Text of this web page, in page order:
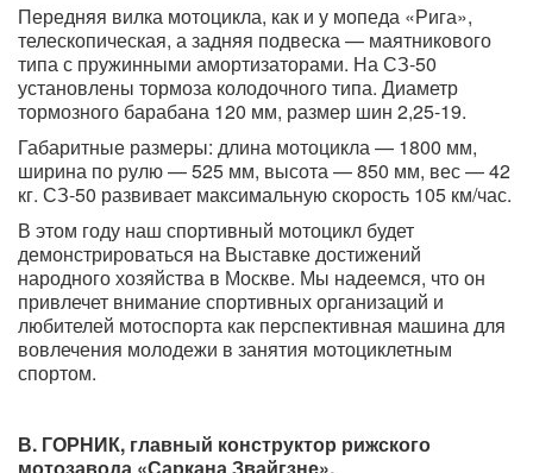
Передняя вилка мотоцикла, как и у мопеда «Рига»,
телескопическая, а задняя подвеска — маятникового
типа с пружинными амортизаторами. На СЗ-50
установлены тормоза колодочного типа. Диаметр
тормозного барабана 120 мм, размер шин 2,25-19.
Габаритные размеры: длина мотоцикла — 1800 мм,
ширина по рулю — 525 мм, высота — 850 мм, вес — 42
кг. СЗ-50 развивает максимальную скорость 105 км/час.
В этом году наш спортивный мотоцикл будет
демонстрироваться на Выставке достижений
народного хозяйства в Москве. Мы надеемся, что он
привлечет внимание спортивных организаций и
любителей мотоспорта как перспективная машина для
вовлечения молодежи в занятия мотоциклетным
спортом.
В. ГОРНИК, главный конструктор рижского